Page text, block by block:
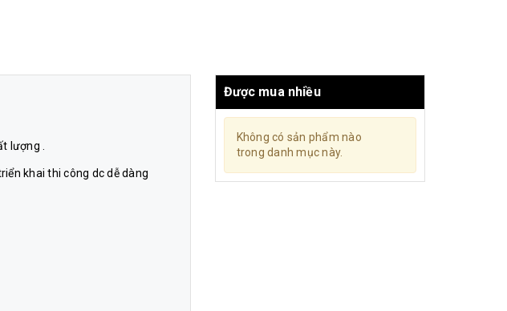
lượng .
khai thi công dc dễ dàng
Được mua nhiều
Không có sản phẩm nào
trong danh mục này.